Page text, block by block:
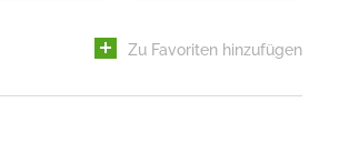
Zu Favoriten hinzufügen